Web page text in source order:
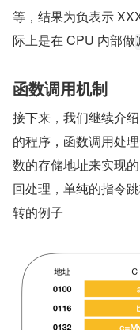
等，结果为负表示
际上是在 CPU 内部做
函数调用机制
接下来，我们继续介
的程序，函数调用处
数的存储地址来实现
回处理，单纯的指令
转的例子